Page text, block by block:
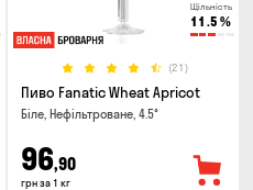
Щільність
11.5 %
(21)
Пиво Fanatic Wheat Apricot
Біле, Нефільтроване, 4.5°
96,90
грн за 1 кг